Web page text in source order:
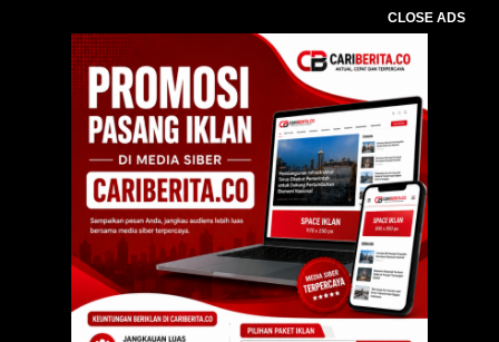
CLOSE ADS